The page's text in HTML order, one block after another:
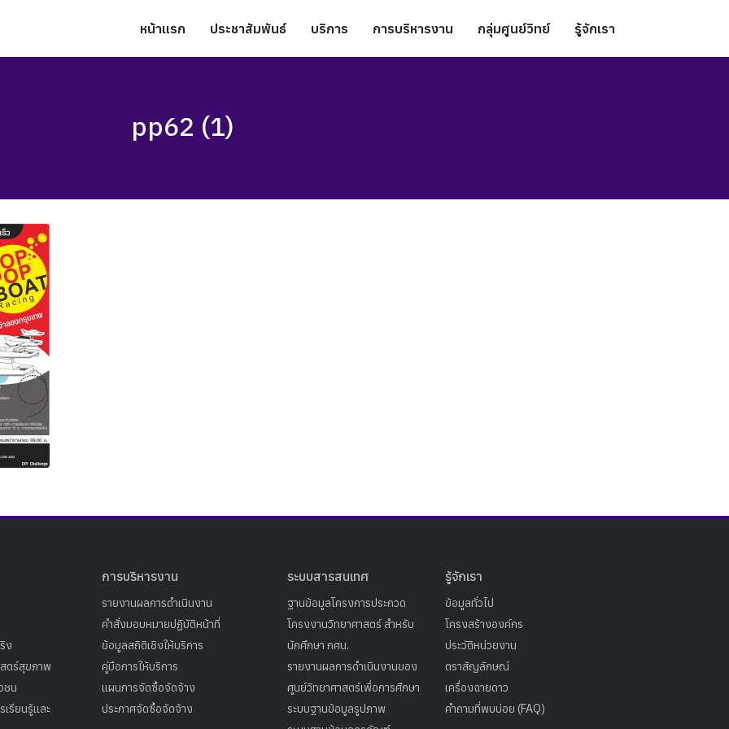
หน้าแรก ประชาสัมพันธ์ บริการ การบริหารงาน กลุ่มศูนย์วิทย์ รู้จักเรา
pp62 (1)
ง
ตร์สุขภาพ
ชน
เรียนรู้และ
การบริหารงาน
รายงานผลการดำเนินงาน
คำสั่งมอบหมายปฏิบัติหน้าที่
ข้อมูลสถิติเชิงให้บริการ
คู่มือการให้บริการ
แผนการจัดซื้อจัดจ้าง
ประกาศจัดซื้อจัดจ้าง
ระบบสารสนเทศ
ฐานข้อมูลโครงการประกวด
โครงงานวิทยาศาสตร์ สำหรับ
นักศึกษา กศน.
รายงานผลการดำเนินงานของ
ศูนย์วิทยาศาสตร์เพื่อการศึกษา
ระบบฐานข้อมูลรูปภาพ
รู้จักเรา
ข้อมูลทั่วไป
โครงสร้างองค์กร
ประวัติหน่วยงาน
ตราสัญลักษณ์
เครื่องฉายดาว
คำถามที่พบบ่อย (FAQ)